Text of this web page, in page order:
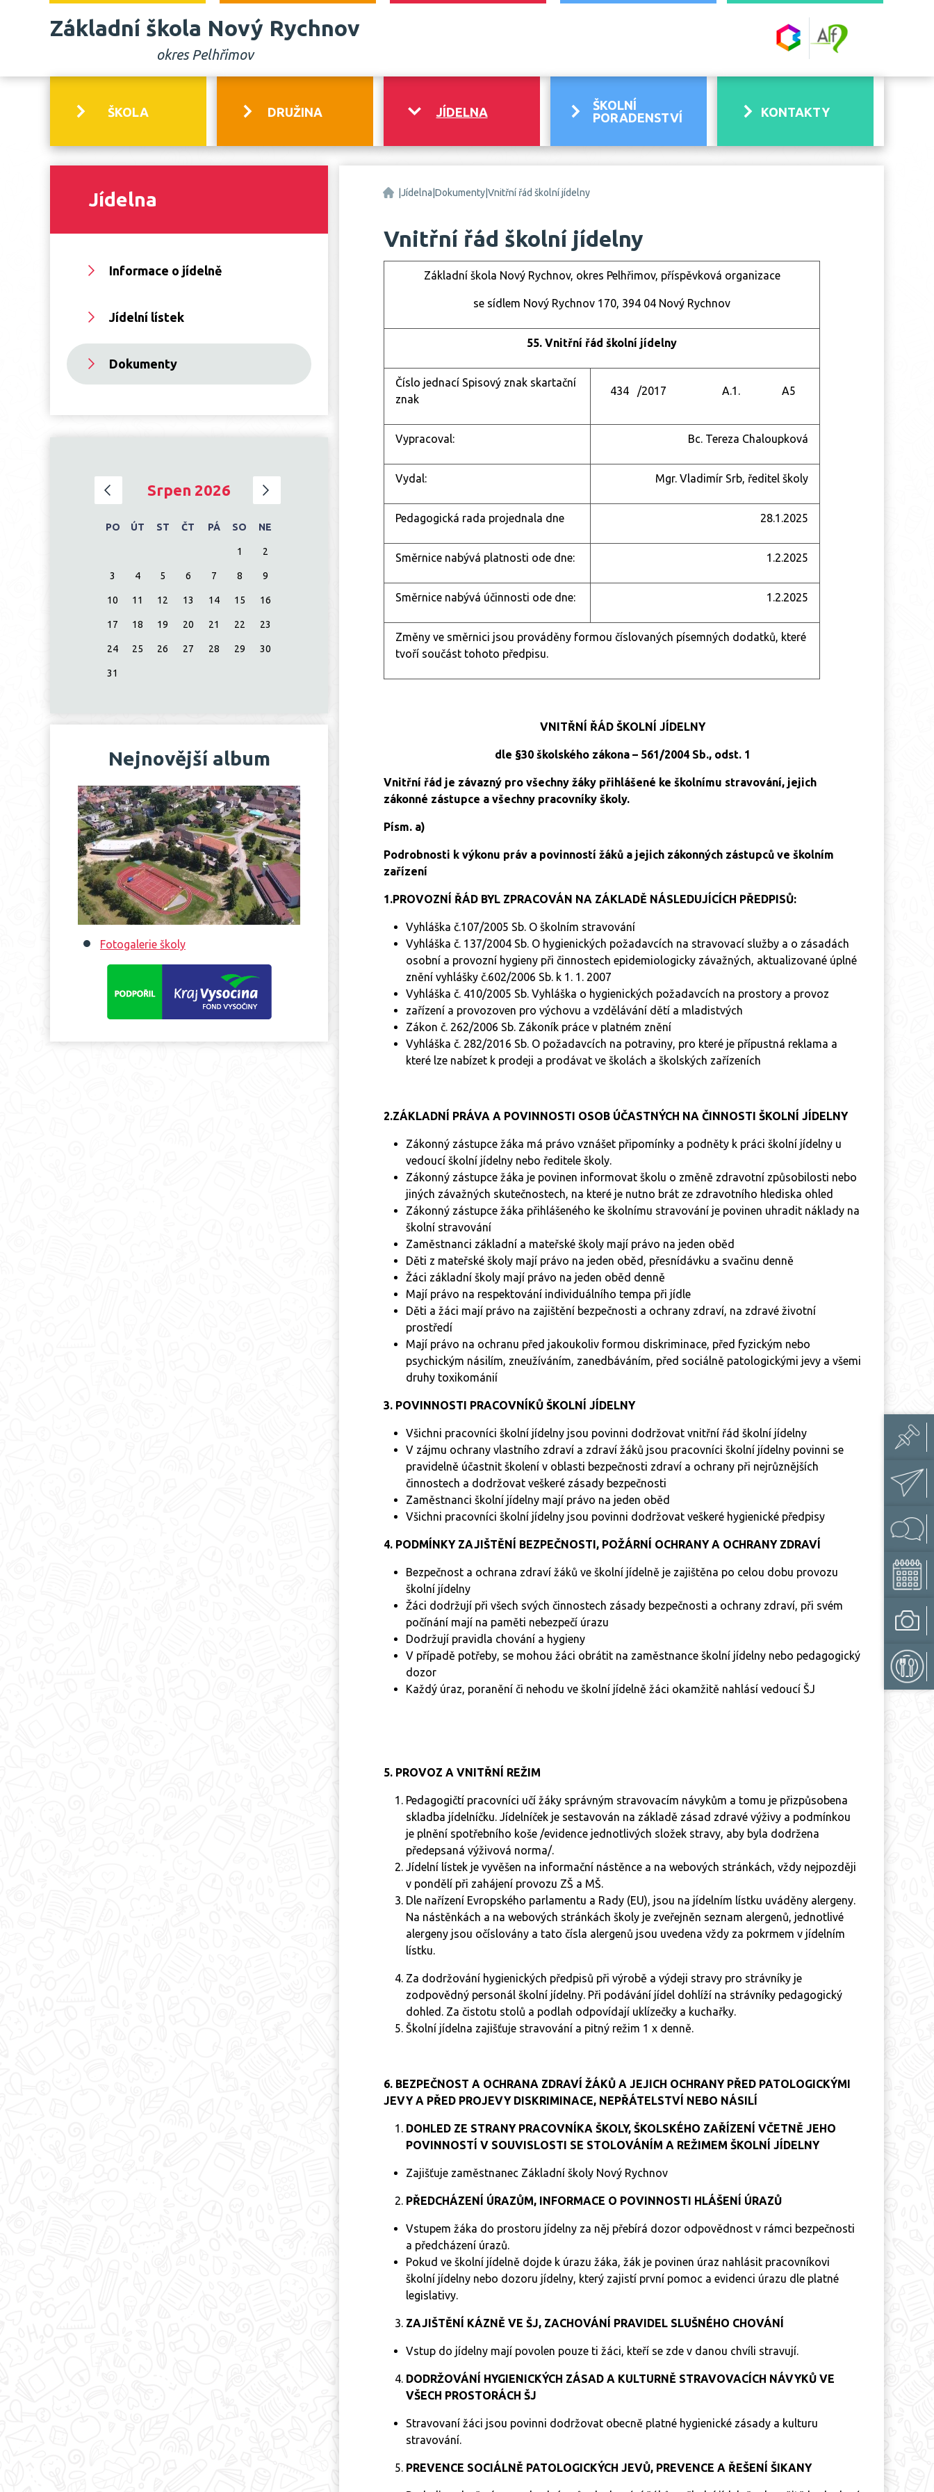
Základní škola Nový Rychnov
okres Pelhřimov
ŠKOLA DRUŽINA JÍDELNA
ŠKOLNÍ
PORADENSTVÍ
KONTAKTY
Základní škola Nový Rychnov, okres Pelhřimov
|Jídelna|Dokumenty|Vnitřní řád školní jídelny
Vnitřní řád školní jídelny
Základní škola Nový Rychnov, okres Pelhřimov, příspěvková organizace
se sídlem Nový Rychnov 170, 394 04 Nový Rychnov
55. Vnitřní řád školní jídelny
Číslo jednací Spisový znak skartační
znak
434 /2017 A.1. A5
Vypracoval: Bc. Tereza Chaloupková
Vydal: Mgr. Vladimír Srb, ředitel školy
Pedagogická rada projednala dne 28.1.2025
Směrnice nabývá platnosti ode dne: 1.2.2025
Směrnice nabývá účinnosti ode dne: 1.2.2025
Změny ve směrnici jsou prováděny formou číslovaných písemných dodatků, které
tvoří součást tohoto předpisu.
VNITŘNÍ ŘÁD ŠKOLNÍ JÍDELNY
dle §30 školského zákona – 561/2004 Sb., odst. 1
Vnitřní řád je závazný pro všechny žáky přihlášené ke školnímu stravování, jejich
zákonné zástupce a všechny pracovníky školy.
Písm. a)
Podrobnosti k výkonu práv a povinností žáků a jejich zákonných zástupců ve školním
zařízení
1.PROVOZNÍ ŘÁD BYL ZPRACOVÁN NA ZÁKLADĚ NÁSLEDUJÍCÍCH PŘEDPISŮ:
Vyhláška č.107/2005 Sb. O školním stravování
Vyhláška č. 137/2004 Sb. O hygienických požadavcích na stravovací služby a o zásadách
osobní a provozní hygieny při činnostech epidemiologicky závažných, aktualizované úplné
znění vyhlášky č.602/2006 Sb. k 1. 1. 2007
Vyhláška č. 410/2005 Sb. Vyhláška o hygienických požadavcích na prostory a provoz
zařízení a provozoven pro výchovu a vzdělávání dětí a mladistvých
Zákon č. 262/2006 Sb. Zákoník práce v platném znění
Vyhláška č. 282/2016 Sb. O požadavcích na potraviny, pro které je přípustná reklama a
které lze nabízet k prodeji a prodávat ve školách a školských zařízeních
2.ZÁKLADNÍ PRÁVA A POVINNOSTI OSOB ÚČASTNÝCH NA ČINNOSTI ŠKOLNÍ JÍDELNY
Zákonný zástupce žáka má právo vznášet připomínky a podněty k práci školní jídelny u
vedoucí školní jídelny nebo ředitele školy.
Zákonný zástupce žáka je povinen informovat školu o změně zdravotní způsobilosti nebo
jiných závažných skutečnostech, na které je nutno brát ze zdravotního hlediska ohled
Zákonný zástupce žáka přihlášeného ke školnímu stravování je povinen uhradit náklady na
školní stravování
Zaměstnanci základní a mateřské školy mají právo na jeden oběd
Děti z mateřské školy mají právo na jeden oběd, přesnídávku a svačinu denně
Žáci základní školy mají právo na jeden oběd denně
Mají právo na respektování individuálního tempa při jídle
Děti a žáci mají právo na zajištění bezpečnosti a ochrany zdraví, na zdravé životní
prostředí
Mají právo na ochranu před jakoukoliv formou diskriminace, před fyzickým nebo
psychickým násilím, zneužíváním, zanedbáváním, před sociálně patologickými jevy a všemi
druhy toxikománií
3. POVINNOSTI PRACOVNÍKŮ ŠKOLNÍ JÍDELNY
Všichni pracovníci školní jídelny jsou povinni dodržovat vnitřní řád školní jídelny
V zájmu ochrany vlastního zdraví a zdraví žáků jsou pracovníci školní jídelny povinni se
pravidelně účastnit školení v oblasti bezpečnosti zdraví a ochrany při nejrůznějších
činnostech a dodržovat veškeré zásady bezpečnosti
Zaměstnanci školní jídelny mají právo na jeden oběd
Všichni pracovníci školní jídelny jsou povinni dodržovat veškeré hygienické předpisy
4. PODMÍNKY ZAJIŠTĚNÍ BEZPEČNOSTI, POŽÁRNÍ OCHRANY A OCHRANY ZDRAVÍ
Bezpečnost a ochrana zdraví žáků ve školní jídelně je zajištěna po celou dobu provozu
školní jídelny
Žáci dodržují při všech svých činnostech zásady bezpečnosti a ochrany zdraví, při svém
počínání mají na paměti nebezpečí úrazu
Dodržují pravidla chování a hygieny
V případě potřeby, se mohou žáci obrátit na zaměstnance školní jídelny nebo pedagogický
dozor
Každý úraz, poranění či nehodu ve školní jídelně žáci okamžitě nahlásí vedoucí ŠJ
5. PROVOZ A VNITŘNÍ REŽIM
Pedagogičtí pracovníci učí žáky správným stravovacím návykům a tomu je přizpůsobena
skladba jídelníčku. Jídelníček je sestavován na základě zásad zdravé výživy a podmínkou
je plnění spotřebního koše /evidence jednotlivých složek stravy, aby byla dodržena
předepsaná výživová norma/.
Jídelní lístek je vyvěšen na informační nástěnce a na webových stránkách, vždy nejpozději
v pondělí při zahájení provozu ZŠ a MŠ.
Dle nařízení Evropského parlamentu a Rady (EU), jsou na jídelním lístku uváděny alergeny.
Na nástěnkách a na webových stránkách školy je zveřejněn seznam alergenů, jednotlivé
alergeny jsou očíslovány a tato čísla alergenů jsou uvedena vždy za pokrmem v jídelním
lístku.
Za dodržování hygienických předpisů při výrobě a výdeji stravy pro strávníky je
zodpovědný personál školní jídelny. Při podávání jídel dohlíží na strávníky pedagogický
dohled. Za čistotu stolů a podlah odpovídají uklízečky a kuchařky.
Školní jídelna zajišťuje stravování a pitný režim 1 x denně.
6. BEZPEČNOST A OCHRANA ZDRAVÍ ŽÁKŮ A JEJICH OCHRANY PŘED PATOLOGICKÝMI
JEVY A PŘED PROJEVY DISKRIMINACE, NEPŘÁTELSTVÍ NEBO NÁSILÍ
DOHLED ZE STRANY PRACOVNÍKA ŠKOLY, ŠKOLSKÉHO ZAŘÍZENÍ VČETNĚ JEHO
POVINNOSTÍ V SOUVISLOSTI SE STOLOVÁNÍM A REŽIMEM ŠKOLNÍ JÍDELNY
Zajišťuje zaměstnanec Základní školy Nový Rychnov
PŘEDCHÁZENÍ ÚRAZŮM, INFORMACE O POVINNOSTI HLÁŠENÍ ÚRAZŮ
Vstupem žáka do prostoru jídelny za něj přebírá dozor odpovědnost v rámci bezpečnosti
a předcházení úrazů.
Pokud ve školní jídelně dojde k úrazu žáka, žák je povinen úraz nahlásit pracovníkovi
školní jídelny nebo dozoru jídelny, který zajistí první pomoc a evidenci úrazu dle platné
legislativy.
ZAJIŠTĚNÍ KÁZNĚ VE ŠJ, ZACHOVÁNÍ PRAVIDEL SLUŠNÉHO CHOVÁNÍ
Vstup do jídelny mají povolen pouze ti žáci, kteří se zde v danou chvíli stravují.
DODRŽOVÁNÍ HYGIENICKÝCH ZÁSAD A KULTURNĚ STRAVOVACÍCH NÁVYKŮ VE
VŠECH PROSTORÁCH ŠJ
Stravovaní žáci jsou povinni dodržovat obecně platné hygienické zásady a kulturu
stravování.
PREVENCE SOCIÁLNĚ PATOLOGICKÝCH JEVŮ, PREVENCE A ŘEŠENÍ ŠIKANY
Jídelna
Informace o jídelně
Jídelní lístek
Dokumenty
Srpen 2026
PO ÚT ST ČT PÁ SO NE
1 2
3 4 5 6 7 8 9
10 11 12 13 14 15 16
17 18 19 20 21 22 23
24 25 26 27 28 29 30
31
Nejnovější album
Fotogalerie školy